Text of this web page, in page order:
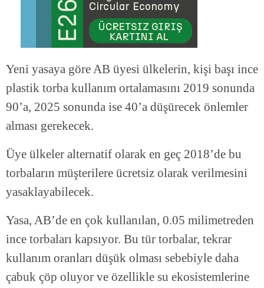
Yeni yasaya göre AB üyesi ülkelerin, kişi başı ince
plastik torba kullanım ortalamasını 2019 sonunda
90’a, 2025 sonunda ise 40’a düşürecek önlemler
alması gerekecek.
Üye ülkeler alternatif olarak en geç 2018’de bu
torbaların müşterilere ücretsiz olarak verilmesini
yasaklayabilecek.
Yasa, AB’de en çok kullanılan, 0.05 milimetreden
ince torbaları kapsıyor. Bu tür torbalar, tekrar
kullanım oranları düşük olması sebebiyle daha
çabuk çöp oluyor ve özellikle su ekosistemlerine